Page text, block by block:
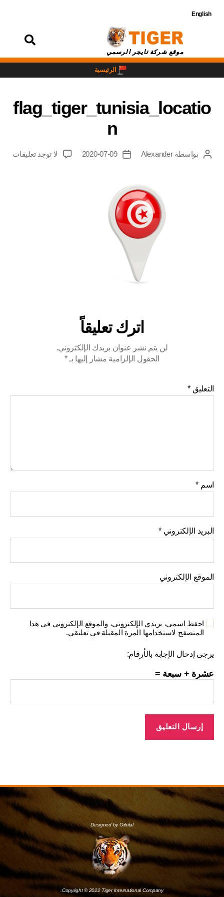
English
موقع شركة تايجر الرسمي
الرئيسية
flag_tiger_tunisia_locatio
n
بواسطةAlexander
2020-07-09 لا توجد تعليقات
اترك تعليقاً
لن يتم نشر عنوان بريدك الإلكتروني.
الحقول الإلزامية مشار إليها بـ*
التعليق *
اسم *
البريد الإلكتروني*
الموقع الإلكتروني
احفظ اسمي، بريدي الإلكتروني، والموقع الإلكتروني في هذا
المتصفح لاستخدامها المرة المقبلة في تعليقي.
يرجى إدخال الإجابة بالأرقام:
عشرة + سبعة =
Designed by Orbital
Copyright © 2022 Tiger International Company.